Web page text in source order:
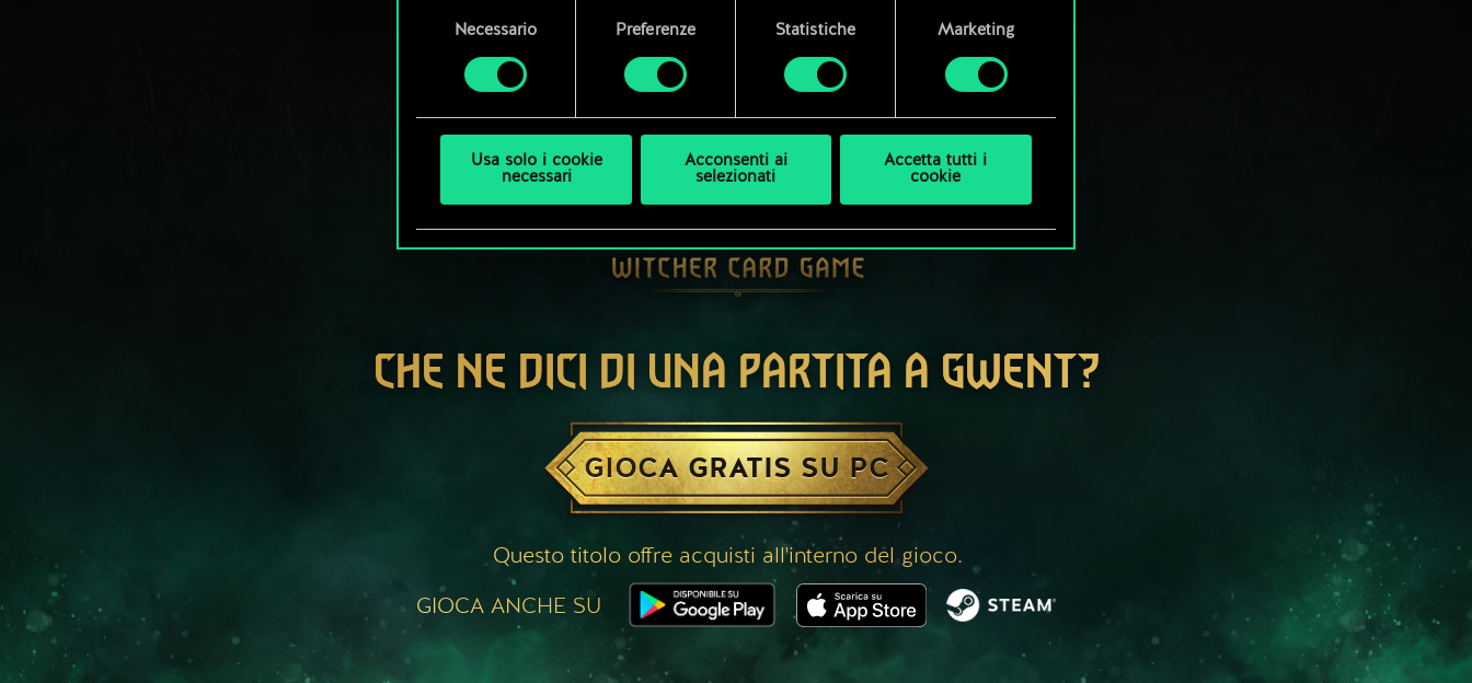
Tutti i dettagli su come utilizziamo i cookie e su come impostare le tue
consenso
Necessario Preferenze Statistiche Marketing
Usa solo i cookie
necessari
Acconsenti ai
selezionati
Accetta tutti i
cookie
CHE NE DICI DI UNA PARTITA A GWENT?
GIOCA GRATIS SU PC
Questo titolo offre acquisti all'interno del gioco.
GIOCA ANCHE SU